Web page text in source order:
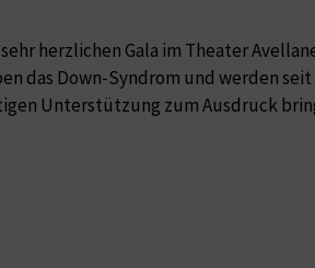
herzlichen Gala im Theater
das Down-Syndrom und werden
Unterstützung zum Ausdruck